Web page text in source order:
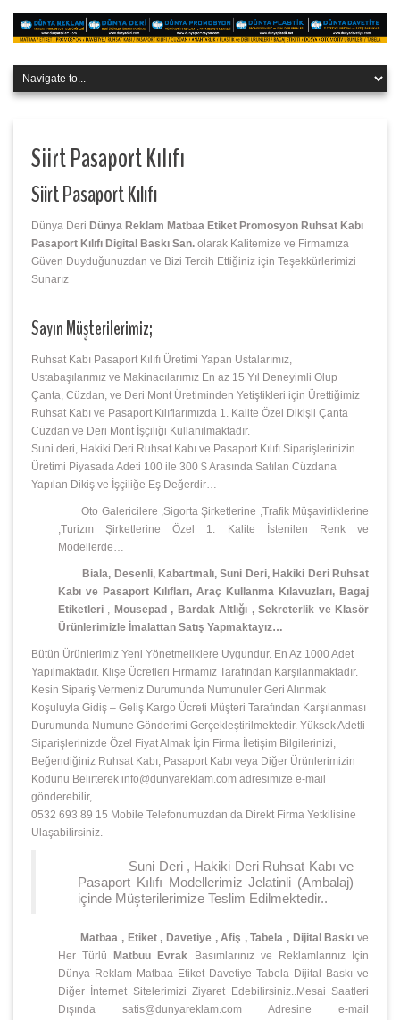
Siirt Pasaport Kılıfı
Siirt Pasaport Kılıfı
Dünya Deri Dünya Reklam Matbaa Etiket Promosyon Ruhsat Kabı
Pasaport Kılıfı Digital Baskı San. olarak Kalitemize ve Firmamıza
Güven Duyduğunuzdan ve Bizi Tercih Ettiğiniz için Teşekkürlerimizi
Sunarız
Sayın Müşterilerimiz;
Ruhsat Kabı Pasaport Kılıfı Üretimi Yapan Ustalarımız,
Ustabaşılarımız ve Makinacılarımız En az 15 Yıl Deneyimli Olup
Çanta, Cüzdan, ve Deri Mont Üretiminden Yetiştikleri için Ürettiğimiz
Ruhsat Kabı ve Pasaport Kılıflarımızda 1. Kalite Özel Dikişli Çanta
Cüzdan ve Deri Mont İşçiliği Kullanılmaktadır.
Suni deri, Hakiki Deri Ruhsat Kabı ve Pasaport Kılıfı Siparişlerinizin
Üretimi Piyasada Adeti 100 ile 300 $ Arasında Satılan Cüzdana
Yapılan Dikiş ve İşçiliğe Eş Değerdir…
Oto Galericilere ,Sigorta Şirketlerine ,Trafik Müşavirliklerine
,Turizm Şirketlerine Özel 1. Kalite İstenilen Renk ve
Modellerde…
Biala, Desenli, Kabartmalı, Suni Deri, Hakiki Deri Ruhsat
Kabı ve Pasaport Kılıfları, Araç Kullanma Kılavuzları, Bagaj
Etiketleri , Mousepad , Bardak Altlığı , Sekreterlik ve Klasör
Ürünlerimizle İmalattan Satış Yapmaktayız…
Bütün Ürünlerimiz Yeni Yönetmeliklere Uygundur. En Az 1000 Adet
Yapılmaktadır. Klişe Ücretleri Firmamız Tarafından Karşılanmaktadır.
Kesin Sipariş Vermeniz Durumunda Numunuler Geri Alınmak
Koşuluyla Gidiş – Geliş Kargo Ücreti Müşteri Tarafından Karşılanması
Durumunda Numune Gönderimi Gerçekleştirilmektedir. Yüksek Adetli
Siparişlerinizde Özel Fiyat Almak İçin Firma İletişim Bilgilerinizi,
Beğendiğiniz Ruhsat Kabı, Pasaport Kabı veya Diğer Ürünlerimizin
Kodunu Belirterek info@dunyareklam.com adresimize e-mail
gönderebilir,
0532 693 89 15 Mobile Telefonumuzdan da Direkt Firma Yetkilisine
Ulaşabilirsiniz.
Suni Deri , Hakiki Deri Ruhsat Kabı ve
Pasaport Kılıfı Modellerimiz Jelatinli (Ambalaj)
içinde Müşterilerimize Teslim Edilmektedir..
Matbaa , Etiket , Davetiye , Afiş , Tabela , Dijital Baskı ve
Her Türlü
Matbuu Evrak Basımlarınız ve Reklamlarınız İçin
Dünya Reklam Matbaa Etiket Davetiye Tabela Dijital Baskı ve
Diğer İnternet Sitelerimizi Ziyaret Edebilirsiniz..Mesai Saatleri
Dışında satis@dunyareklam.com Adresine e-mail